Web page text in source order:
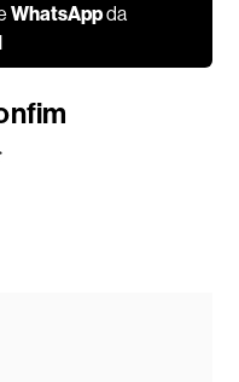
WhatsAppda